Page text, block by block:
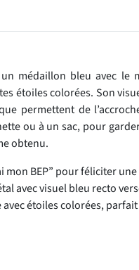
médaillon bleu avec le
étoiles colorées. Son
permettent de
ou à un sac, pour
obtenu.
mon BEP” pour féliciter
avec visuel bleu recto
avec étoiles colorées,